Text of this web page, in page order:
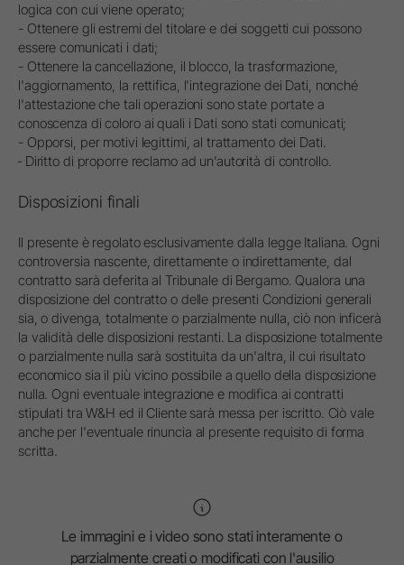
logica con cui viene operato;
- Ottenere gli estremi del titolare e dei soggetti cui possono
essere comunicati i dati;
- Ottenere la cancellazione, il blocco, la trasformazione,
l'aggiornamento, la rettifica, l'integrazione dei Dati, nonché
l'attestazione che tali operazioni sono state portate a
conoscenza di coloro ai quali i Dati sono stati comunicati;
- Opporsi, per motivi legittimi, al trattamento dei Dati.
‐ Diritto di proporre reclamo ad un’autorità di controllo.
Disposizioni finali
Il presente è regolato esclusivamente dalla legge Italiana. Ogni
controversia nascente, direttamente o indirettamente, dal
contratto sarà deferita al Tribunale di Bergamo. Qualora una
disposizione del contratto o delle presenti Condizioni generali
sia, o divenga, totalmente o parzialmente nulla, ciò non inficerà
la validità delle disposizioni restanti. La disposizione totalmente
o parzialmente nulla sarà sostituita da un'altra, il cui risultato
economico sia il più vicino possibile a quello della disposizione
nulla. Ogni eventuale integrazione e modifica ai contratti
stipulati tra W&H ed il Cliente sarà messa per iscritto. Ciò vale
anche per l'eventuale rinuncia al presente requisito di forma
scritta.
Le immagini e i video sono stati interamente o
parzialmente creati o modificati con l'ausilio